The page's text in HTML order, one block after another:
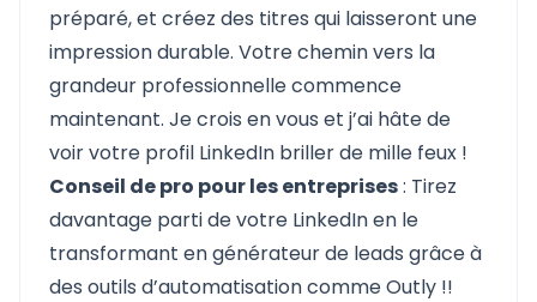
préparé, et créez des titres qui laisseront une
impression durable. Votre chemin vers la
grandeur professionnelle commence
maintenant. Je crois en vous et j’ai hâte de
voir votre profil LinkedIn briller de mille feux !
Conseil de pro pour les entreprises: Tirez
davantage parti de votre LinkedIn en le
transformant en générateur de leads grâce à
des outils d’automatisation commeOutly !!